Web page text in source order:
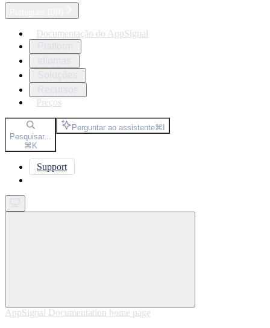
Documentação do AppSignal
Preços
Pesquisar...
⌘K
Perguntar ao assistente⌘I
Support
AppSignal Documentation home page